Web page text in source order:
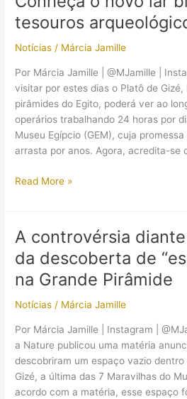
tesouros
Notícias / Márcia Jamille
Por Márcia Jamille | @MJamille |
visitar por estes dias o Platô de
pirâmides do Egito, poderá ver ao
operários trabalhando 24 horas por
Museu Egípcio (GEM), cuja
arrasta por anos. Agora, acredita-se
Conheça
bilionário
dos
tesouros
arqueológicos
do
Read More »
A controvérsia
da descoberta de
na Grande Pirâmide
Notícias / Márcia Jamille
Por Márcia Jamille | Instagram |
a Nature publicou uma matéria
descobriram um espaço vazio dentro
Gizé, a última das 7 Maravilhas do
acordo com a matéria, esse espaço